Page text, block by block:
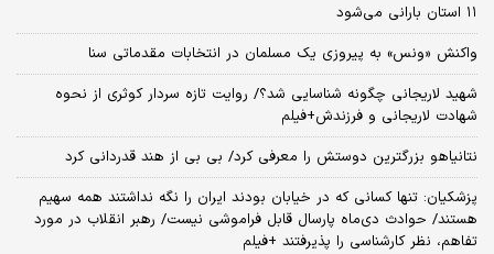
۱۱ استان بارانی می‌شود
واکنش «ونس» به پیروزی یک مسلمان در انتخابات مقدماتی سنا
شهید لاریجانی چگونه شناسایی شد؟/ روایت تازه سردار کوثری از نحوه
شهادت لاریجانی و فرزندش+فیلم
نتانیاهو بزرگترین دوستش را معرفی کرد/ بی بی از هند قدردانی کرد
پزشکیان: تنها کسانی که در خیابان بودند ایران را نگه نداشتند همه سهیم
هستند/ حوادث دی‌ماه پارسال قابل فراموشی نیست/ رهبر انقلاب در مورد
تفاهم، نظر کارشناسی را پذیرفتند +فیلم